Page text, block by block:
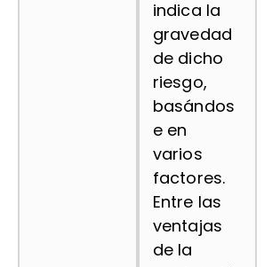
indica la
gravedad
de dicho
riesgo,
basándos
e en
varios
factores.
Entre las
ventajas
de la